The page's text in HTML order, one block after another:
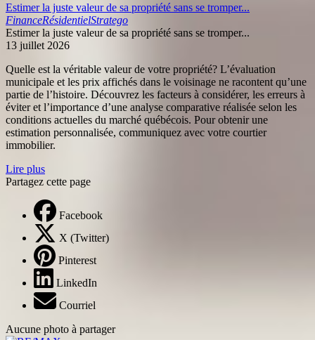
Estimer la juste valeur de sa propriété sans se tromper...
FinanceRésidentielStratego
Estimer la juste valeur de sa propriété sans se tromper...
13 juillet 2026
Quelle est la véritable valeur de votre propriété? L’évaluation
municipale et les prix affichés dans le voisinage ne racontent qu’une
partie de l’histoire. Découvrez les facteurs à considérer, les erreurs à
éviter et l’importance d’une analyse comparative réalisée selon les
conditions actuelles du marché québécois. Pour obtenir une
estimation personnalisée, communiquez avec votre courtier
immobilier.
Lire plus
Partagez cette page
Facebook
X (Twitter)
Pinterest
LinkedIn
Courriel
Aucune photo à partager